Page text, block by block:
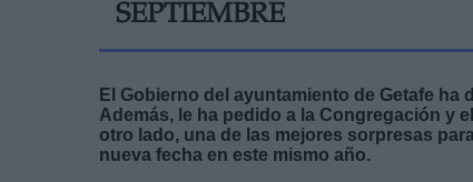
SEPTIEMBRE
El Gobierno del ayuntamiento de Getafe
Además, le ha pedido a la Congregación y
otro lado, una de las mejores sorpresas
nueva fecha en este mismo año.
Información adicional
link